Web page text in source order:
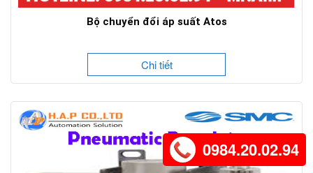
Bộ chuyển đổi áp suất Atos
Chi tiết
0984.20.02.94